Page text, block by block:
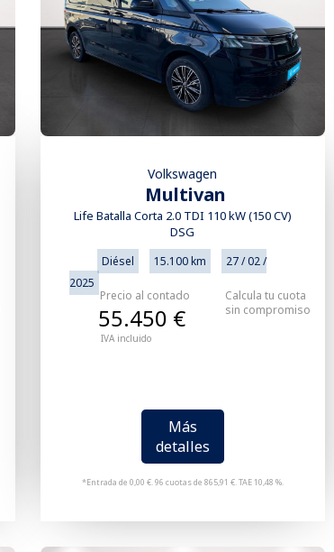
Volkswagen
Multivan
Life Batalla Corta 2.0 TDI 110 kW (150 CV)
DSG
Diésel 15.100 km
27 / 02 /
2025
Precio al contado
IVA incluido
55.450 €
Más
detalles
*Entrada de 0,00 €. 96 cuotas de 865,91 €. TAE 10,48 %.
Calcula tu cuota
sin compromiso